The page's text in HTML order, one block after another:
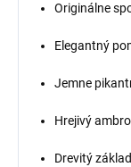
Originálne
Elegantný
Jemne
Hrejivý
Drevitý